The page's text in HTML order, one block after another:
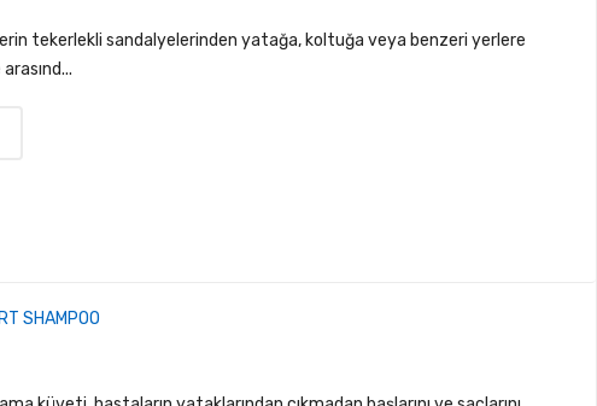
tekerlekli sandalyelerinden yatağa, koltuğa veya benzeri yerlere
SHAMPOO